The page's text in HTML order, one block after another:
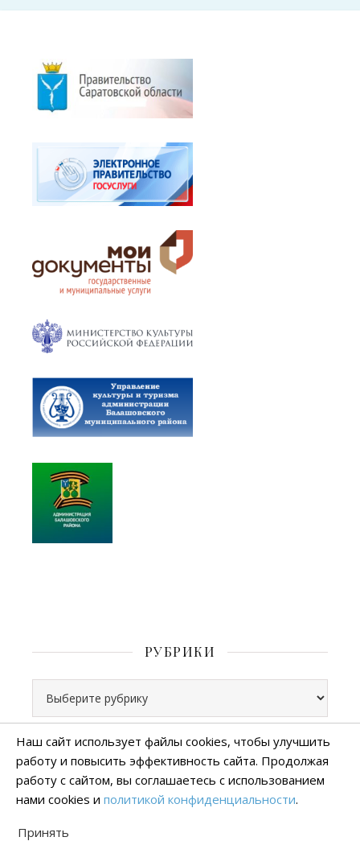
РУБРИКИ
Все права защищены
Политика конфиденциальности
Наш сайт использует файлы cookies, чтобы улучшить
работу и повысить эффективность сайта. Продолжая
работу с сайтом, вы соглашаетесь с использованием
нами cookies и политикой конфиденциальности.
Принять